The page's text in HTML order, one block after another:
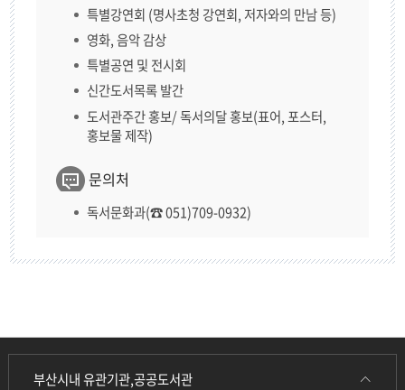
특별강연회 (명사초청 강연회, 저자와의 만남 등)
영화, 음악 감상
특별공연 및 전시회
신간도서목록 발간
도서관주간 홍보/ 독서의달 홍보(표어, 포스터,
홍보물 제작)
문의처
독서문화과(☎ 051)709-0932)
부산시내 유관기관,공공도서관